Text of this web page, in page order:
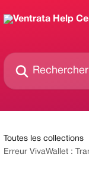
Rechercher un
Toutes les collections
Erreur VivaWallet :